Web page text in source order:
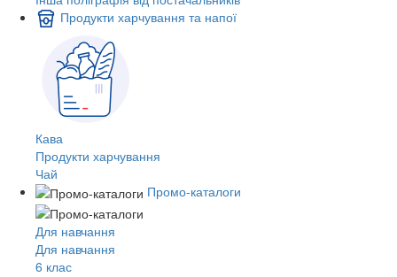
Продукти харчування та напої
Кава
Продукти харчування
Чай
Промо-каталоги
Для навчання
Для навчання
6 клас